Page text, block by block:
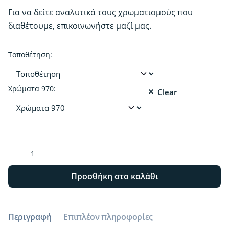
Για να δείτε αναλυτικά τους χρωματισμούς που
διαθέτουμε, επικοινωνήστε μαζί μας.
Τοποθέτηση:
Χρώματα 970: Clear
αναβαθμίστε
την
οχήματος
Προσθήκη στο καλάθι
Περιγραφή Επιπλέον πληροφορίες